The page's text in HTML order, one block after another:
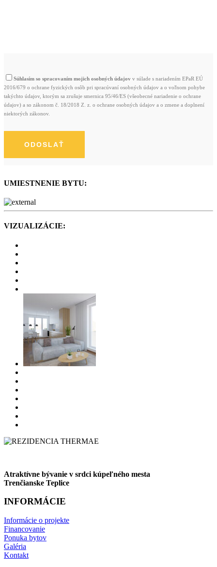
Súhlasím so spracovaním mojich osobných údajov v súlade s nariadením EPaR EÚ
2016/679 o ochrane fyzických osôb pri spracúvaní osobných údajov a o voľnom pohybe
takýchto údajov, ktorým sa zrušuje smernica 95/46/ES (všeobecné nariadenie o ochrane
údajov) a so zákonom č. 18/2018 Z. z. o ochrane osobných údajov a o zmene a doplnení
niektorých zákonov.
UMIESTNENIE BYTU:
VIZUALIZÁCIE:
Atraktívne bývanie v srdci kúpeľného mesta
Trenčianske Teplice
INFORMÁCIE
Informácie o projekte
Financovanie
Ponuka bytov
Galéria
Kontakt